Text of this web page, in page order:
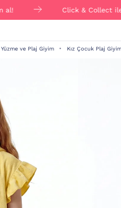
Click & Collect ile
Yüzme ve Plaj Giyim Kız Çocuk Plaj